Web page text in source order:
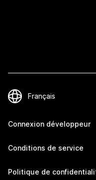
Connexion développeur
Conditions de service
Politique de